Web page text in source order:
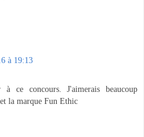
à 19:13
ce concours. J'aimerais beaucoup
la marque Fun Ethic